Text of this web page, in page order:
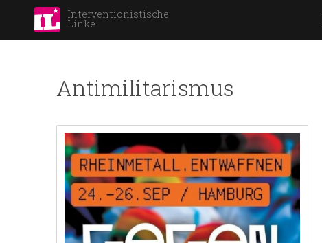
Interventionistische
Linke
Antimilitarismus